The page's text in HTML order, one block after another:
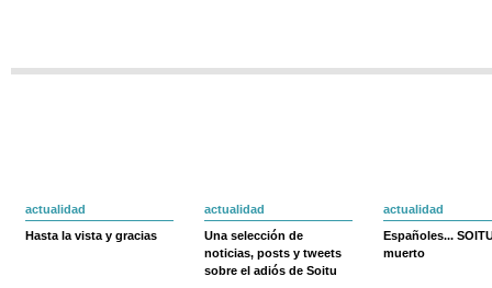
actualidad
Hasta la vista y gracias
actualidad
Una selección de
noticias, posts y tweets
sobre el adiós de Soitu
actualidad
Españoles...
muerto